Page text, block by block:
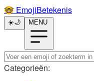
🤓️ EmojiBetekenis
☀️🌙 MENU
Categorieën: